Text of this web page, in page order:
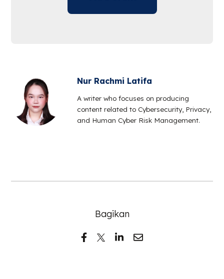
Nur Rachmi Latifa
A writer who focuses on producing
content related to Cybersecurity, Privacy,
and Human Cyber Risk Management.
Bagikan